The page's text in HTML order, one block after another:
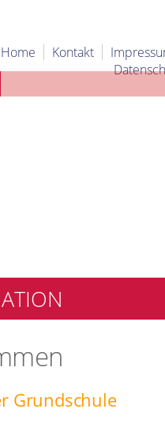
Home Kontakt
Grundschule